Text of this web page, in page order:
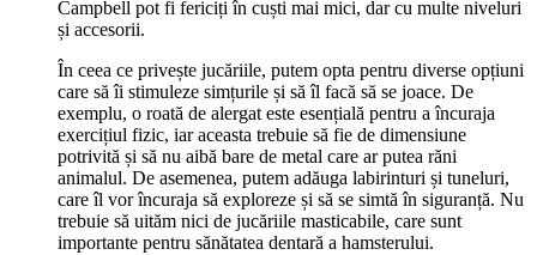
Campbell pot fi fericiți în cuști mai mici, dar cu multe niveluri
și accesorii.
În ceea ce privește jucăriile, putem opta pentru diverse opțiuni
care să îi stimuleze simțurile și să îl facă să se joace. De
exemplu, o roată de alergat este esențială pentru a încuraja
exercițiul fizic, iar aceasta trebuie să fie de dimensiune
potrivită și să nu aibă bare de metal care ar putea răni
animalul. De asemenea, putem adăuga labirinturi și tuneluri,
care îl vor încuraja să exploreze și să se simtă în siguranță. Nu
trebuie să uităm nici de jucăriile masticabile, care sunt
importante pentru sănătatea dentară a hamsterului.